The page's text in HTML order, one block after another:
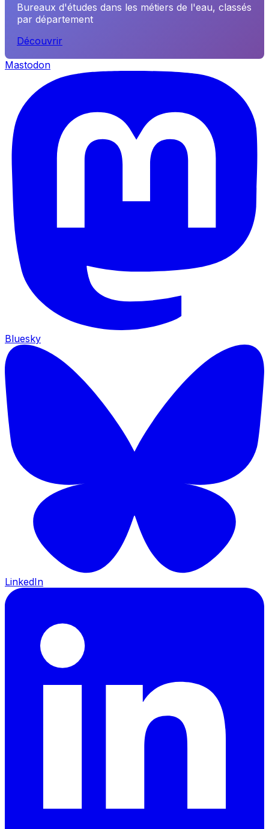
Bureaux d'études dans les métiers de l'eau, classés
par département
Découvrir
Mastodon
Bluesky
LinkedIn